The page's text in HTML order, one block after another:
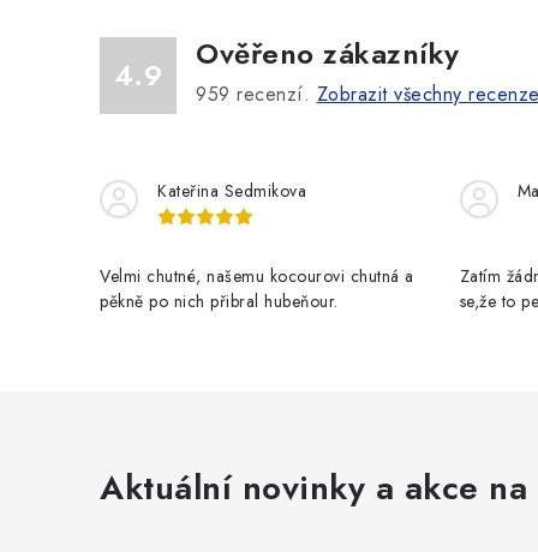
p
v
y
ý
p
4.9
Ověřeno zákazníky
959 recenzí. Zobrazit všechny recenze
Kateřina Sedmikova
Velmi chutné, našemu kocourovi chutná a
pěkně po nich přibral hubeňour.
Zatím
se,že to
Aktuální novinky a akce na